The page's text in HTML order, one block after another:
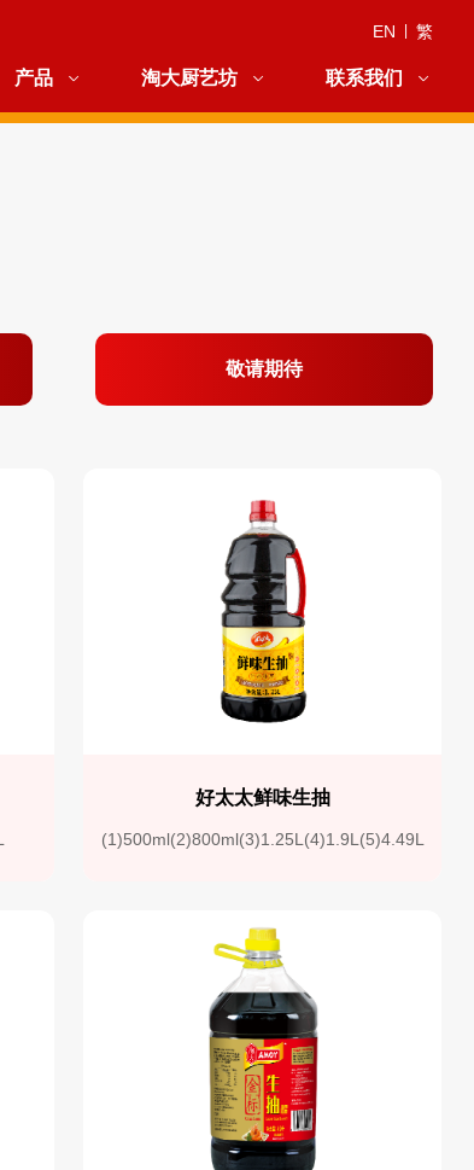
EN 繁
产品 淘大厨艺坊 联系我们
敬请期待
好太太鲜味生抽
(1)500ml(2)800ml(3)1.25L(4)1.9L(5)4.49L